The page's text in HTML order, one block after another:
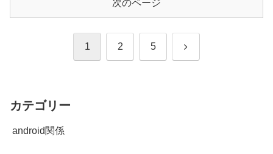
次のページ
1 2 5 次
カテゴリー
android関係